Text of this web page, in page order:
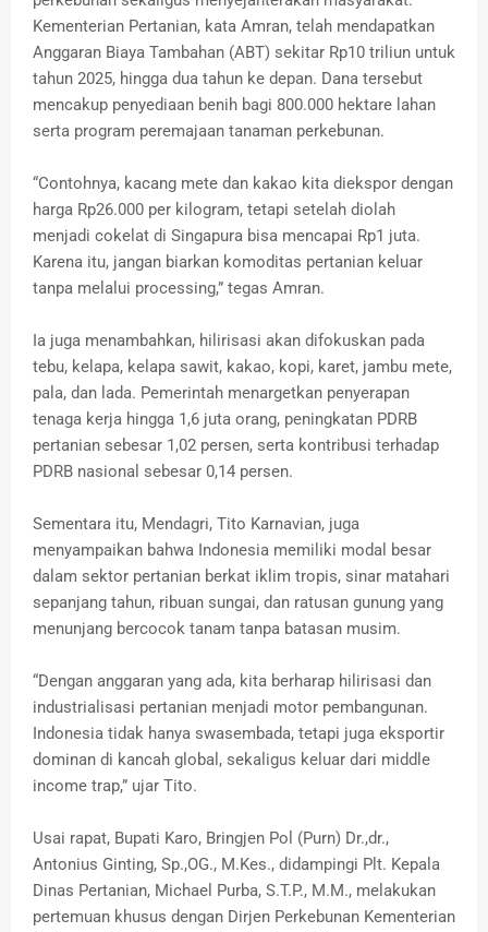
Kementerian Pertanian, kata Amran, telah mendapatkan
Anggaran Biaya Tambahan (ABT) sekitar Rp10 triliun untuk
tahun 2025, hingga dua tahun ke depan. Dana tersebut
mencakup penyediaan benih bagi 800.000 hektare lahan
serta program peremajaan tanaman perkebunan.
“Contohnya, kacang mete dan kakao kita diekspor dengan
harga Rp26.000 per kilogram, tetapi setelah diolah
menjadi cokelat di Singapura bisa mencapai Rp1 juta.
Karena itu, jangan biarkan komoditas pertanian keluar
tanpa melalui processing,” tegas Amran.
Ia juga menambahkan, hilirisasi akan difokuskan pada
tebu, kelapa, kelapa sawit, kakao, kopi, karet, jambu mete,
pala, dan lada. Pemerintah menargetkan penyerapan
tenaga kerja hingga 1,6 juta orang, peningkatan PDRB
pertanian sebesar 1,02 persen, serta kontribusi terhadap
PDRB nasional sebesar 0,14 persen.
Sementara itu, Mendagri, Tito Karnavian, juga
menyampaikan bahwa Indonesia memiliki modal besar
dalam sektor pertanian berkat iklim tropis, sinar matahari
sepanjang tahun, ribuan sungai, dan ratusan gunung yang
menunjang bercocok tanam tanpa batasan musim.
“Dengan anggaran yang ada, kita berharap hilirisasi dan
industrialisasi pertanian menjadi motor pembangunan.
Indonesia tidak hanya swasembada, tetapi juga eksportir
dominan di kancah global, sekaligus keluar dari middle
income trap,” ujar Tito.
Usai rapat, Bupati Karo, Bringjen Pol (Purn) Dr.,dr.,
Antonius Ginting, Sp.,OG., M.Kes., didampingi Plt. Kepala
Dinas Pertanian, Michael Purba, S.T.P., M.M., melakukan
pertemuan khusus dengan Dirjen Perkebunan Kementerian